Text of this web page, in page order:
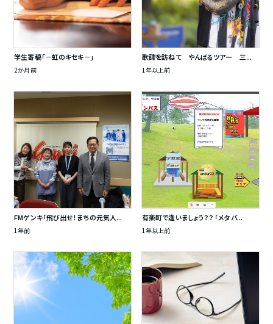
学生寄稿「－虹のキセキ－」
2か月前
歌碑を訪ねて やんばるツアー 三...
1年以上前
FMゲンキ「飛び出せ！まちの元気人...
1年前
有楽町で逢いましょう？？ 「メタバ...
1年以上前